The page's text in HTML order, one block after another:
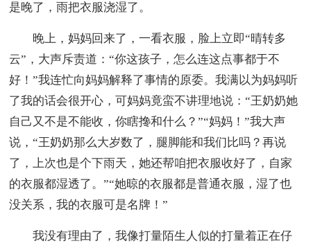
是晚了，雨把衣服浇湿了。
晚上，妈妈回来了，一看衣服，脸上立即“晴转多
云”，大声斥责道：“你这孩子，怎么连这点事都于不
好！”我连忙向妈妈解释了事情的原委。我满以为妈妈听
了我的话会很开心，可妈妈竟蛮不讲理地说：“王奶奶她
自己又不是不能收，你瞎搀和什么？”“妈妈！”我大声
说，“王奶奶那么大岁数了，腿脚能和我们比吗？再说
了，上次也是个下雨天，她还帮咱把衣服收好了，自家
的衣服都湿透了。”“她晾的衣服都是普通衣服，湿了也
没关系，我的衣服可是名牌！”
我没有理由了，我像打量陌生人似的打量着正在仔